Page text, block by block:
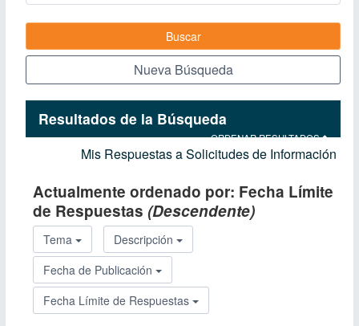
Buscar
Nueva Búsqueda
Resultados de la Búsqueda
ORDENAR RESULTADOS
Mis Respuestas a Solicitudes de Información
Actualmente ordenado por: Fecha Límite
de Respuestas (Descendente)
Tema
Descripción
Fecha de Publicación
Fecha Límite de Respuestas